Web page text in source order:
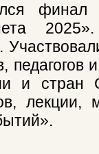
финал
педагогов
и стран
лекции,